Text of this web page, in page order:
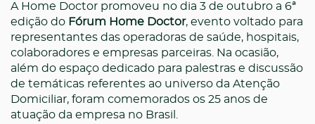
A Home Doctor promoveu no dia 3 de outubro a 6ª
edição do Fórum Home Doctor, evento voltado para
representantes das operadoras de saúde, hospitais,
colaboradores e empresas parceiras. Na ocasião,
além do espaço dedicado para palestras e discussão
de temáticas referentes ao universo da Atenção
Domiciliar, foram comemorados os 25 anos de
atuação da empresa no Brasil.